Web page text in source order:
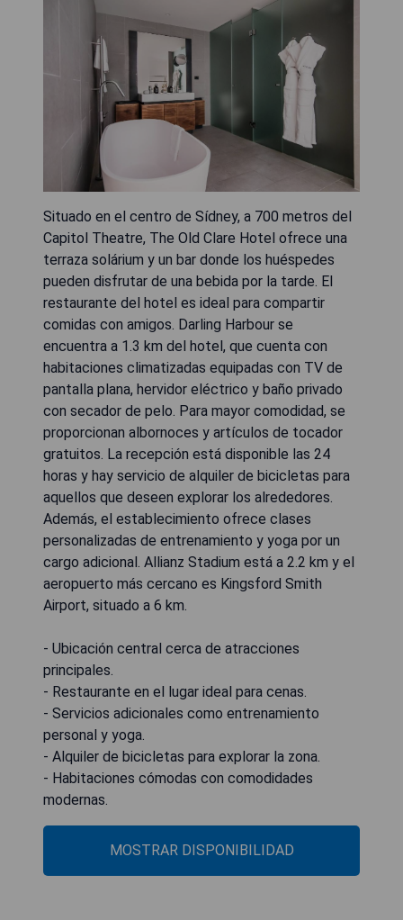
Situado en el centro de Sídney, a 700 metros del
Capitol Theatre, The Old Clare Hotel ofrece una
terraza solárium y un bar donde los huéspedes
pueden disfrutar de una bebida por la tarde. El
restaurante del hotel es ideal para compartir
comidas con amigos. Darling Harbour se
encuentra a 1.3 km del hotel, que cuenta con
habitaciones climatizadas equipadas con TV de
pantalla plana, hervidor eléctrico y baño privado
con secador de pelo. Para mayor comodidad, se
proporcionan albornoces y artículos de tocador
gratuitos. La recepción está disponible las 24
horas y hay servicio de alquiler de bicicletas para
aquellos que deseen explorar los alrededores.
Además, el establecimiento ofrece clases
personalizadas de entrenamiento y yoga por un
cargo adicional. Allianz Stadium está a 2.2 km y el
aeropuerto más cercano es Kingsford Smith
Airport, situado a 6 km.
- Ubicación central cerca de atracciones
principales.
- Restaurante en el lugar ideal para cenas.
- Servicios adicionales como entrenamiento
personal y yoga.
- Alquiler de bicicletas para explorar la zona.
- Habitaciones cómodas con comodidades
modernas.
MOSTRAR DISPONIBILIDAD